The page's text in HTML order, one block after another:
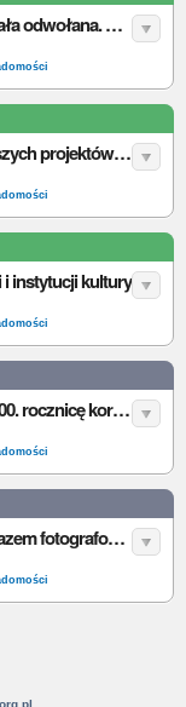
Noc Muzeów w Krakowie 2020 została odwołana. W zamian oprowadzenie online
Ostatnie dzień na zgłaszanie najlepszych projektów historycznych 2019 roku
instytucji kultury
Skarby epoki Piastów. Wystawa w 700. rocznicę koronacji Władysława Łokietka
Rewolucja na Wawelu. Koniec z zakazem fotografowania